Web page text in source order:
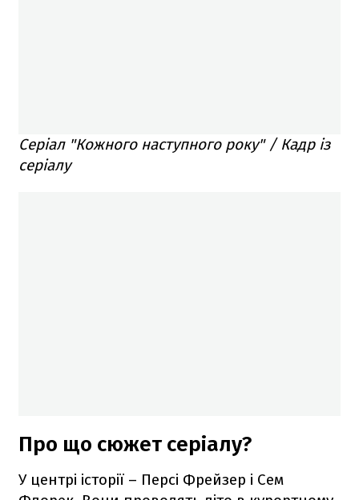
Серіал "Кожного наступного року" / Кадр із
серіалу
Про що сюжет серіалу?
У центрі історії – Персі Фрейзер і Сем